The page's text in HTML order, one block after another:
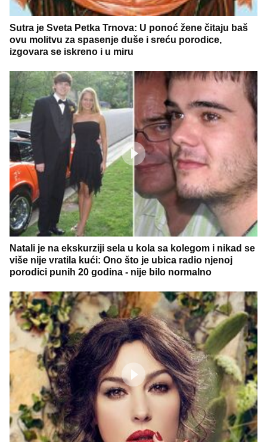
Sutra je Sveta Petka Trnova: U ponoć žene čitaju baš
ovu molitvu za spasenje duše i sreću porodice,
izgovara se iskreno i u miru
Natali je na ekskurziji sela u kola sa kolegom i nikad se
više nije vratila kući: Ono što je ubica radio njenoj
porodici punih 20 godina - nije bilo normalno